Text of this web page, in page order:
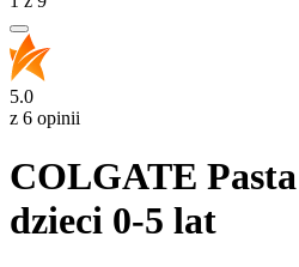
5.0
z 6 opinii
COLGATE
dzieci 0-5 lat